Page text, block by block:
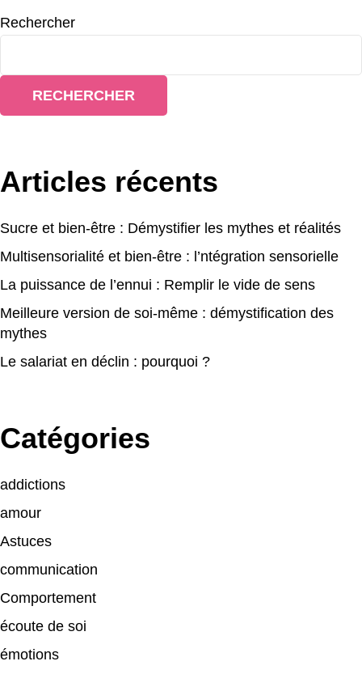
Rechercher
RECHERCHER
Articles récents
Sucre et bien-être : Démystifier les mythes et réalités
Multisensorialité et bien-être : l’ntégration sensorielle
La puissance de l’ennui : Remplir le vide de sens
Meilleure version de soi-même : démystification des
mythes
Le salariat en déclin : pourquoi ?
Catégories
addictions
amour
Astuces
communication
Comportement
écoute de soi
émotions